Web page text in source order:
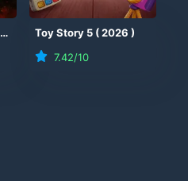
2026 Toy Story 5 (2026 )
7.42/10